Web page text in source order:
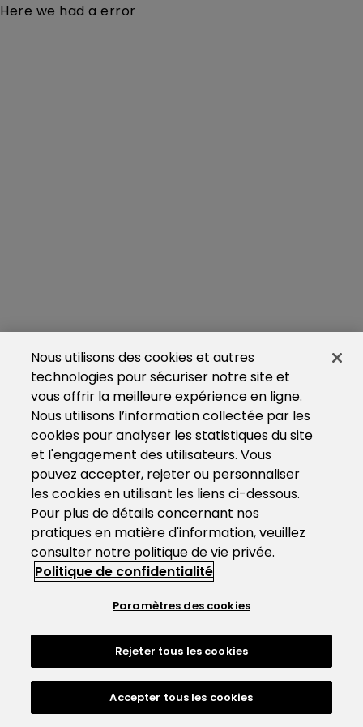
Here we had a error
Nous utilisons des cookies et autres
technologies pour sécuriser notre site et
vous offrir la meilleure expérience en ligne.
Nous utilisons l’information collectée par les
cookies pour analyser les statistiques du site
et l'engagement des utilisateurs. Vous
pouvez accepter, rejeter ou personnaliser
les cookies en utilisant les liens ci-dessous.
Pour plus de détails concernant nos
pratiques en matière d'information, veuillez
consulter notre politique de vie privée.
Politique de confidentialité
Paramètres des cookies
Rejeter tous les cookies
Accepter tous les cookies